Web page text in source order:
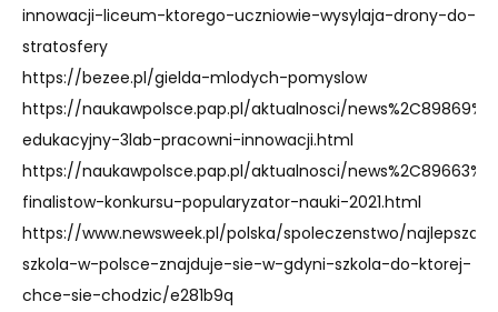
innowacji-liceum-ktorego-uczniowie-wysylaja-drony-do-
stratosfery
https://bezee.pl/gielda-mlodych-pomyslow
https://naukawpolsce.pap.pl/aktualnosci/
edukacyjny-3lab-pracowni-innowacji.html
https://naukawpolsce.pap.pl/aktualnosci/
finalistow-konkursu-popularyzator-nauki-2021.html
https://www.newsweek.pl/polska/spoleczenstwo/najlepsza-
szkola-w-polsce-znajduje-sie-w-gdyni-szkola-do-ktorej-
chce-sie-chodzic/e281b9q